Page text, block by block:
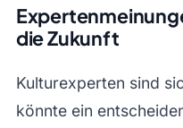
die Zukunft
Kulturexperten sind
könnte ein